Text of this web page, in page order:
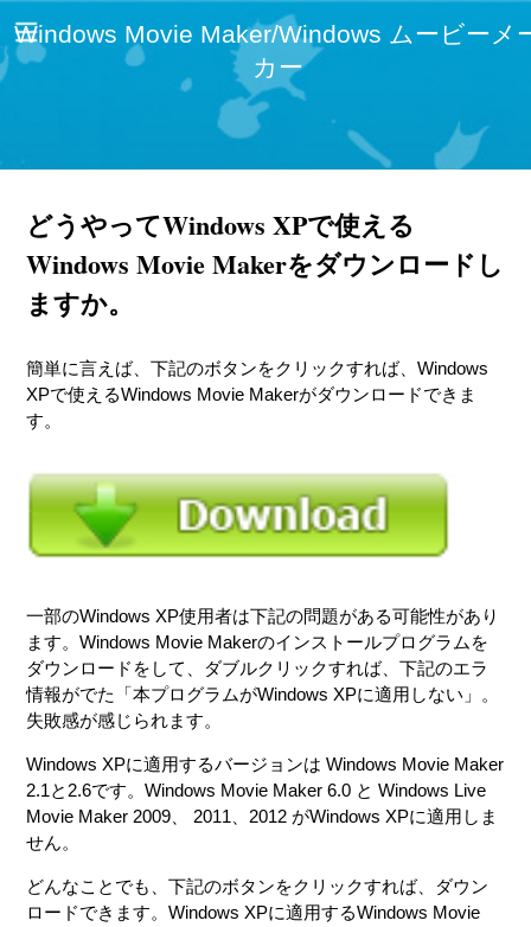
Windows Movie Maker/Windows ムービーメ
カー
どうやってWindows XPで使える
Windows Movie Makerをダウンロードし
ますか。
簡単に言えば、下記のボタンをクリックすれば、Windows
XPで使えるWindows Movie Makerがダウンロードできま
す。
一部のWindows XP使用者は下記の問題がある可能性があり
ます。Windows Movie Makerのインストールプログラムを
ダウンロードをして、ダブルクリックすれば、下記のエラ
情報がでた「本プログラムがWindows XPに適用しない」。
失敗感が感じられます。
Windows XPに適用するバージョンは Windows Movie Maker
2.1と2.6です。Windows Movie Maker 6.0 と Windows Live
Movie Maker 2009、 2011、2012 がWindows XPに適用しま
せん。
どんなことでも、下記のボタンをクリックすれば、ダウン
ロードできます。Windows XPに適用するWindows Movie